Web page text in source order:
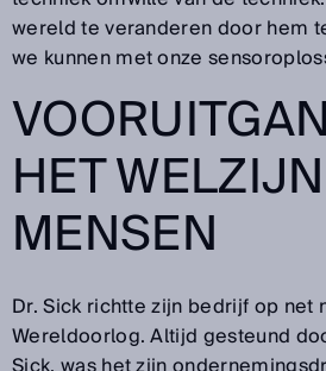
wereld te veranderen door hem
we kunnen met onze
HET
MENSEN
Dr. Sick richtte zijn bedrijf op net
Wereldoorlog. Altijd gesteund